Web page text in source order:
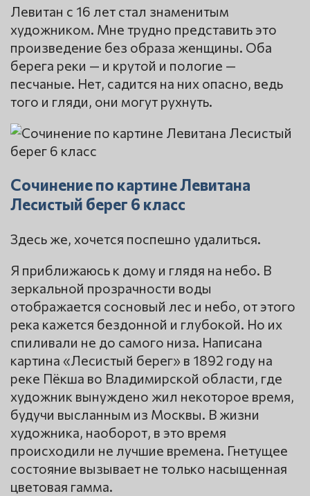
Левитан с 16 лет стал знаменитым
художником. Мне трудно представить это
произведение без образа женщины. Оба
берега реки — и крутой и пологие —
песчаные. Нет, садится на них опасно, ведь
того и гляди, они могут рухнуть.
Сочинение по картине Левитана
Лесистый берег 6 класс
Здесь же, хочется поспешно удалиться.
Я приближаюсь к дому и глядя на небо. В
зеркальной прозрачности воды
отображается сосновый лес и небо, от этого
река кажется бездонной и глубокой. Но их
спиливали не до самого низа. Написана
картина «Лесистый берег» в 1892 году на
реке Пёкша во Владимирской области, где
художник вынуждено жил некоторое время,
будучи высланным из Москвы. В жизни
художника, наоборот, в это время
происходили не лучшие времена. Гнетущее
состояние вызывает не только насыщенная
цветовая гамма.